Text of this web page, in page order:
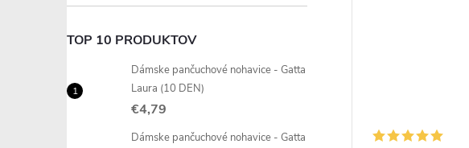
TOP 10 PRODUKTOV
Dámske pančuchové nohavice - Gatta
Laura (10 DEN)
€4,79
Dámske pančuchové nohavice - Gatta